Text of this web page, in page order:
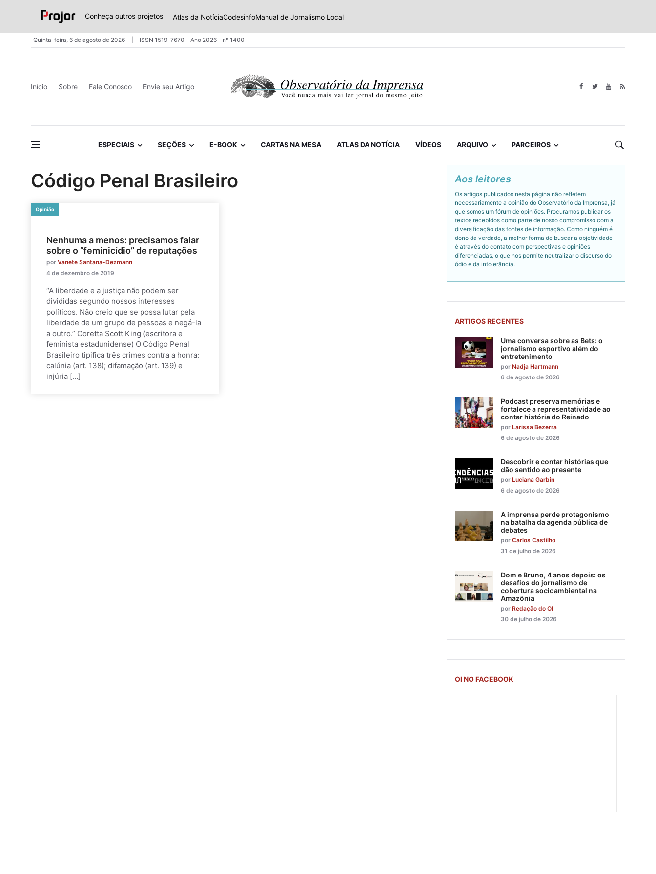
Conheça outros projetos Atlas da NotíciaCodesinfoManual de Jornalismo Local
Quinta-feira, 6 de agosto de 2026 ISSN 1519-7670 - Ano 2026 - nº 1400
Início Sobre Fale Conosco Envie seu Artigo
ESPECIAIS SEÇÕES E-BOOK CARTAS NA MESA ATLAS DA NOTÍCIA VÍDEOS ARQUIVO PARCEIROS
Código Penal Brasileiro
Opinião
Nenhuma a menos: precisamos falar
sobre o “feminicídio” de reputações
por Vanete Santana-Dezmann
4 de dezembro de 2019
“A liberdade e a justiça não podem ser
divididas segundo nossos interesses
políticos. Não creio que se possa lutar pela
liberdade de um grupo de pessoas e negá-la
a outro.” Coretta Scott King (escritora e
feminista estadunidense) O Código Penal
Brasileiro tipifica três crimes contra a honra:
calúnia (art. 138); difamação (art. 139) e
injúria […]
Aos leitores
Os artigos publicados nesta página não refletem
necessariamente a opinião do Observatório da Imprensa, já
que somos um fórum de opiniões. Procuramos publicar os
textos recebidos como parte de nosso compromisso com a
diversificação das fontes de informação. Como ninguém é
dono da verdade, a melhor forma de buscar a objetividade
é através do contato com perspectivas e opiniões
diferenciadas, o que nos permite neutralizar o discurso do
ódio e da intolerância.
ARTIGOS RECENTES
Uma conversa sobre as Bets: o
jornalismo esportivo além do
entretenimento
por Nadja Hartmann
6 de agosto de 2026
Podcast preserva memórias e
fortalece a representatividade ao
contar história do Reinado
por Larissa Bezerra
6 de agosto de 2026
Descobrir e contar histórias que
dão sentido ao presente
por Luciana Garbin
6 de agosto de 2026
A imprensa perde protagonismo
na batalha da agenda pública de
debates
por Carlos Castilho
31 de julho de 2026
Dom e Bruno, 4 anos depois: os
desafios do jornalismo de
cobertura socioambiental na
Amazônia
por Redação do OI
30 de julho de 2026
OI NO FACEBOOK